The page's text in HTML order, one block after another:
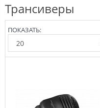
Трансиверы
ПОКАЗАТЬ: